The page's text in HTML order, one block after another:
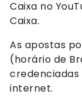
Caixa no
Caixa.
As apostas
(horário de
credenciadas
internet.